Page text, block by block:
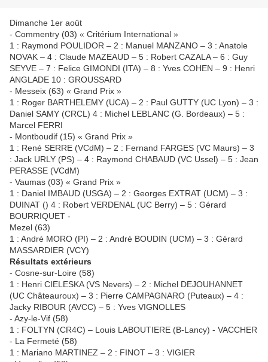
Dimanche 1er août
- Commentry (03) « Critérium International »
1 : Raymond POULIDOR – 2 : Manuel MANZANO – 3 : Anatole
NOVAK – 4 : Claude MAZEAUD – 5 : Robert CAZALA – 6 : Guy
SEYVE – 7 : Felice GIMONDI (ITA) – 8 : Yves COHEN – 9 : Henri
ANGLADE 10 : GROUSSARD
- Messeix (63) « Grand Prix »
1 : Roger BARTHELEMY (UCA) – 2 : Paul GUTTY (UC Lyon) – 3 :
Daniel SAMY (CRCL) 4 : Michel LEBLANC (G. Bordeaux) – 5 :
Marcel FERRI
- Montboudif (15) « Grand Prix »
1 : René SERRE (VCdM) – 2 : Fernand FARGES (VC Maurs) – 3
: Jack URLY (PS) – 4 : Raymond CHABAUD (VC Ussel) – 5 : Jean
PERASSE (VCdM)
- Vaumas (03) « Grand Prix »
1 : Daniel IMBAUD (USGA) – 2 : Georges EXTRAT (UCM) – 3 :
DUINAT () 4 : Robert VERDENAL (UC Berry) – 5 : Gérard
BOURRIQUET -
Mezel (63)
1 : André MORO (PI) – 2 : André BOUDIN (UCM) – 3 : Gérard
MASSARDIER (VCY)
Résultats extérieurs
- Cosne-sur-Loire (58)
1 : Henri CIELESKA (VS Nevers) – 2 : Michel DEJOUHANNET
(UC Châteauroux) – 3 : Pierre CAMPAGNARO (Puteaux) – 4 :
Jacky RIBOUR (AVCC) – 5 : Yves VIGNOLLES
- Azy-le-Vif (58)
1 : FOLTYN (CR4C) – Louis LABOUTIERE (B-Lancy) - VACCHER
- La Fermeté (58)
1 : Mariano MARTINEZ – 2 : FINOT – 3 : VIGIER